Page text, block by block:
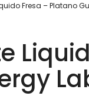
Fresa – Platano